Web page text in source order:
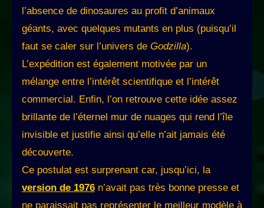
l’absence de dinosaures au profit d’animaux
géants, avec quelques mutants en plus (puisqu’il
faut se caler sur l’univers de Godzilla).
L’expédition est également motivée par un
mélange entre l’intérêt scientifique et l’intérêt
commercial. Enfin, l’on retrouve cette idée assez
brillante de l’éternel mur de nuages qui rend l’île
invisible et justifie ainsi qu’elle n’ait jamais été
découverte.
Ce postulat est surprenant car, jusqu’ici, la
version de 1976 n’avait pas très bonne presse et
ne paraissait pas représenter le meilleur modèle à